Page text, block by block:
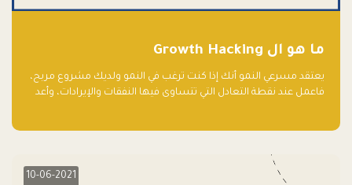
ما هو ال Growth Hacking
يعتقد مسرعي النمو أنك إذا كنت ترغب في النمو ولديك مشروع مربح،
فاعمل عند نقطة التعادل التي تتساوى فيها النفقات والإيرادات، وأعد
10-06-2021